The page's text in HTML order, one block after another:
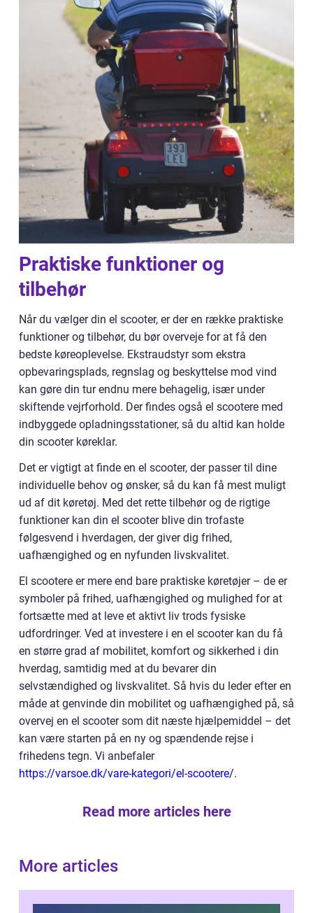
Praktiske funktioner og
tilbehør
Når du vælger din el scooter, er der en række praktiske
funktioner og tilbehør, du bør overveje for at få den
bedste køreoplevelse. Ekstraudstyr som ekstra
opbevaringsplads, regnslag og beskyttelse mod vind
kan gøre din tur endnu mere behagelig, især under
skiftende vejrforhold. Der findes også el scootere med
indbyggede opladningsstationer, så du altid kan holde
din scooter køreklar.
Det er vigtigt at finde en el scooter, der passer til dine
individuelle behov og ønsker, så du kan få mest muligt
ud af dit køretøj. Med det rette tilbehør og de rigtige
funktioner kan din el scooter blive din trofaste
følgesvend i hverdagen, der giver dig frihed,
uafhængighed og en nyfunden livskvalitet.
El scootere er mere end bare praktiske køretøjer – de er
symboler på frihed, uafhængighed og mulighed for at
fortsætte med at leve et aktivt liv trods fysiske
udfordringer. Ved at investere i en el scooter kan du få
en større grad af mobilitet, komfort og sikkerhed i din
hverdag, samtidig med at du bevarer din
selvstændighed og livskvalitet. Så hvis du leder efter en
måde at genvinde din mobilitet og uafhængighed på, så
overvej en el scooter som dit næste hjælpemiddel – det
kan være starten på en ny og spændende rejse i
frihedens tegn. Vi anbefaler
https://varsoe.dk/vare-kategori/el-scootere/.
Read more articles here
More articles